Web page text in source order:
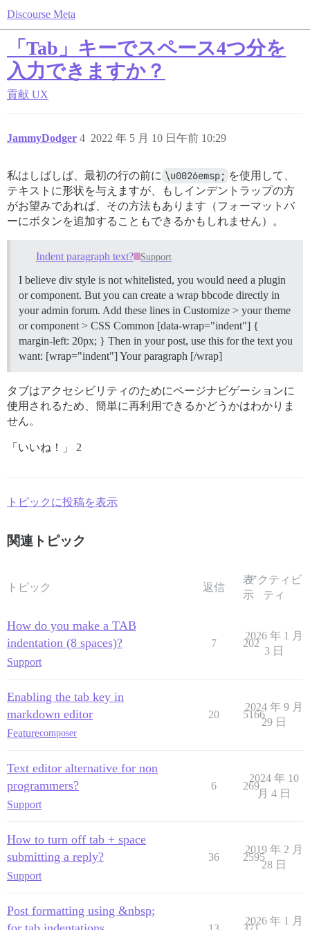
Discourse Meta
「Tab」キーでスペース4つ分を
入力できますか？
貢献 UX
JammyDodger 2022 年 5 月 10 日午前 10:29
4
私はしばしば、最初の行の前に \u0026emsp; を使用して、
テキストに形状を与えますが、もしインデントラップの方
がお望みであれば、その方法もあります（フォーマットバ
ーにボタンを追加することもできるかもしれません）。
Indent paragraph text? Support
I believe div style is not whitelisted, you would need a plugin
or component. But you can create a wrap bbcode directly in
your admin forum. Add these lines in Customize > your theme
or component > CSS Common [data-wrap="indent"] {
margin-left: 20px; } Then in your post, use this for the text you
want: [wrap="indent"] Your paragraph [/wrap]
タブはアクセシビリティのためにページナビゲーションに
使用されるため、簡単に再利用できるかどうかはわかりま
せん。
「いいね！」 2
トピックに投稿を表示
関連トピック
トピック 返信
表
示
アクティビ
ティ
How do you make a TAB
indentation (8 spaces)?
Support
7 202
2026 年 1 月
3 日
Enabling the tab key in
markdown editor
Featurecomposer
20 5166
2024 年 9 月
29 日
Text editor alternative for non
programmers?
Support
6 269
2024 年 10
月 4 日
How to turn off tab + space
submitting a reply?
Support
36 2595
2019 年 2 月
28 日
Post formatting using &nbsp;
2026 年 1 月